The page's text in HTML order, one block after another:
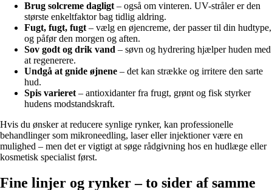
Brug solcreme dagligt – også om vinteren. UV-stråler er den
største enkeltfaktor bag tidlig aldring.
Fugt, fugt, fugt – vælg en øjencreme, der passer til din hudtype,
og påfør den morgen og aften.
Sov godt og drik vand – søvn og hydrering hjælper huden med
at regenerere.
Undgå at gnide øjnene – det kan strække og irritere den sarte
hud.
Spis varieret – antioxidanter fra frugt, grønt og fisk styrker
hudens modstandskraft.
Hvis du ønsker at reducere synlige rynker, kan professionelle
behandlinger som mikroneedling, laser eller injektioner være en
mulighed – men det er vigtigt at søge rådgivning hos en hudlæge eller
kosmetisk specialist først.
Fine linjer og rynker – to sider af samme